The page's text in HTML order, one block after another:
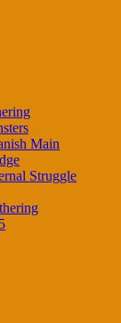
Main
Struggle